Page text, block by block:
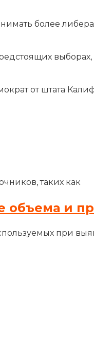
более
выборах,
от штата
таких как
и
при